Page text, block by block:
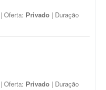
| Oferta: Privado | Duração
| Oferta: Privado | Duração